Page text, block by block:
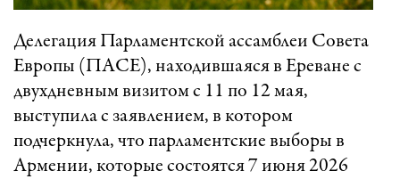
Делегация Парламентской ассамблеи Совета
Европы (ПАСЕ), находившаяся в Ереване с
двухдневным визитом с 11 по 12 мая,
выступила с заявлением, в котором
подчеркнула, что парламентские выборы в
Армении, которые состоятся 7 июня 2026